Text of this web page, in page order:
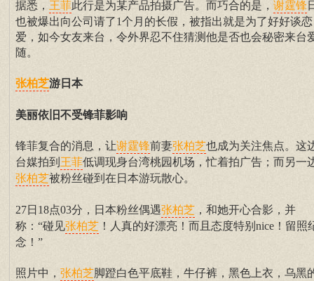
据悉， 王菲此行是为某产品拍摄广告。而巧合的是， 谢霆锋
也被爆出向公司请了1个月的长假，被指出就是为了好好谈恋
爱，如今女友来台，令外界忍不住猜测他是否也会秘密来台
随。
张柏芝游日本
美丽依旧不受锋菲影响
锋菲复合的消息，让谢霆锋前妻张柏芝也成为关注焦点。这
台媒拍到 王菲低调现身台湾桃园机场，忙着拍广告；而另一
张柏芝被粉丝碰到在日本游玩散心。
27日18点03分，日本粉丝偶遇张柏芝 ，和她开心合影，并
称：“碰见张柏芝 ！人真的好漂亮！而且态度特别nice！留照
念！”
照片中， 张柏芝脚蹬白色平底鞋，牛仔裤，黑色上衣，乌黑